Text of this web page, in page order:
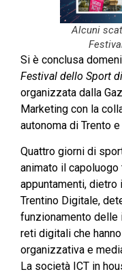
Alcuni
Si è conclusa
Festival dello Sport
organizzata dalla
Marketing con la
autonoma di Trento
Quattro giorni di
animato il
appuntamenti, dietro
Trentino Digitale,
funzionamento
reti digitali che
organizzativa e
La società ICT in